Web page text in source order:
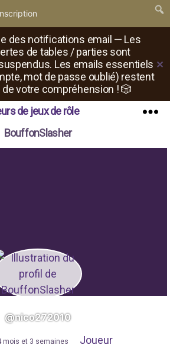
des notifications email — Les
de tables / parties sont
Les emails essentiels
mot de passe oublié) restent
votre compréhension ! 🎲
✕
BouffonSlasher
@nico272010
mois et 3 semaines Joueur